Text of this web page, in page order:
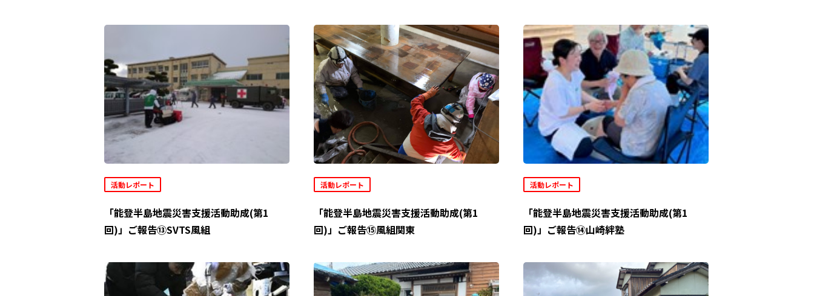
活動レポート
「能登半島地震災害支援活動助成(第1
回)」ご報告⑬SVTS風組
活動レポート
「能登半島地震災害支援活動助成(第1
回)」ご報告⑮風組関東
活動レポート
「能登半島地震災害支援活動助成(第1
回)」ご報告⑭山崎絆塾